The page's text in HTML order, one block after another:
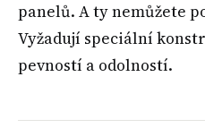
panelů. A ty nemůžete
Vyžadují speciální
pevností a odolností.